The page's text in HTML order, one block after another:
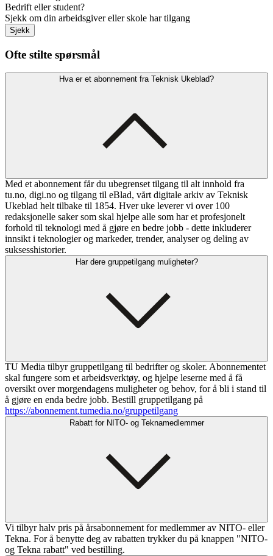
Bedrift eller student?
Sjekk om din arbeidsgiver eller skole har tilgang
Sjekk
Ofte stilte spørsmål
Hva er et abonnement fra Teknisk Ukeblad?
Med et abonnement får du ubegrenset tilgang til alt innhold fra
tu.no, digi.no og tilgang til eBlad, vårt digitale arkiv av Teknisk
Ukeblad helt tilbake til 1854. Hver uke leverer vi over 100
redaksjonelle saker som skal hjelpe alle som har et profesjonelt
forhold til teknologi med å gjøre en bedre jobb - dette inkluderer
innsikt i teknologier og markeder, trender, analyser og deling av
suksesshistorier.
Har dere gruppetilgang muligheter?
TU Media tilbyr gruppetilgang til bedrifter og skoler. Abonnementet
skal fungere som et arbeidsverktøy, og hjelpe leserne med å få
oversikt over morgendagens muligheter og behov, for å bli i stand til
å gjøre en enda bedre jobb. Bestill gruppetilgang på
https://abonnement.tumedia.no/gruppetilgang
Rabatt for NITO- og Teknamedlemmer
Vi tilbyr halv pris på årsabonnement for medlemmer av NITO- eller
Tekna. For å benytte deg av rabatten trykker du på knappen "NITO-
og Tekna rabatt" ved bestilling.